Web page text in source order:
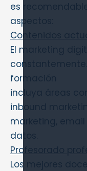
es
aspectos:
Contenidos
El marketing
formación
incluya áreas
inbound
marketing, email
datos.
Profesorado
Los mejores